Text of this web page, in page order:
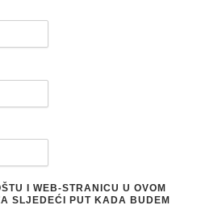
I WEB-STRANICU U OVOM
SLJEDEĆI PUT KADA BUDEM